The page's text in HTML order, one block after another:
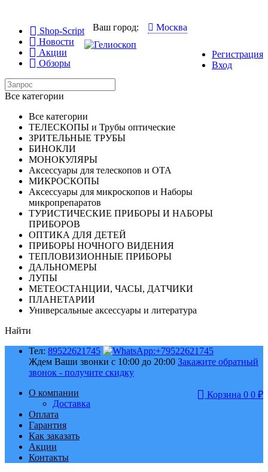
Ваш город: Москва
Shop-Script
Новости
Акции
Обзоры
Регистрация
Вход
Все категории
Все категории
ТЕЛЕСКОПЫ и Трубы оптические
ЗРИТЕЛЬНЫЕ ТРУБЫ
БИНОКЛИ
МОНОКУЛЯРЫ
Аксессуары для телескопов и ОТА
МИКРОСКОПЫ
Аксессуары для микроскопов и Наборы
микропрепаратов
ТУРИСТИЧЕСКИЕ ПРИБОРЫ И НАБОРЫ
ПРИБОРОВ
ОПТИКА ДЛЯ ДЕТЕЙ
ПРИБОРЫ НОЧНОГО ВИДЕНИЯ
ТЕПЛОВИЗИОННЫЕ ПРИБОРЫ
ДАЛЬНОМЕРЫ
ЛУПЫ
МЕТЕОСТАНЦИИ, ЧАСЫ, ДАТЧИКИ
ПЛАНЕТАРИИ
Универсальные аксессуары и литература
Найти
Тел: 89522621745
Ждем Ваши звонки с 10:00 до 20:00 Закажите обратный
звонок - получите скидку
Корзина 0 0 ₽
О компании
Доставка
Оплата
Гарантия
Как заказать
Акции
Контакты